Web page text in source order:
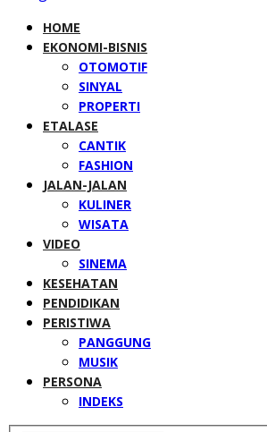
HOME
EKONOMI-BISNIS
OTOMOTIF
SINYAL
PROPERTI
ETALASE
CANTIK
FASHION
JALAN-JALAN
KULINER
WISATA
VIDEO
SINEMA
KESEHATAN
PENDIDIKAN
PERISTIWA
PANGGUNG
MUSIK
PERSONA
INDEKS